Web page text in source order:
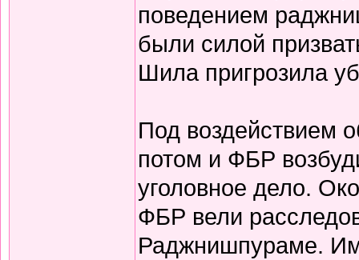
поведением
были силой
Шила пригрозила
Под воздействием
потом и ФБР
уголовное дело.
ФБР вели
Раджнишпураме.